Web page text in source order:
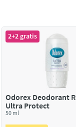
2+2 gratis
Odorex Deodorant
Ultra Protect
50 ml